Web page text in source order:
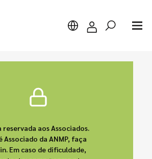
reservada aos Associados.
Associado da ANMP, faça
Em caso de dificuldade,